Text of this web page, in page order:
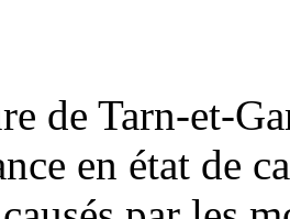
de Tarn-et-
en état de